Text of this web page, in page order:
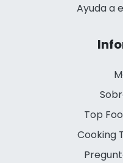
Ayuda a
Top
Cooking